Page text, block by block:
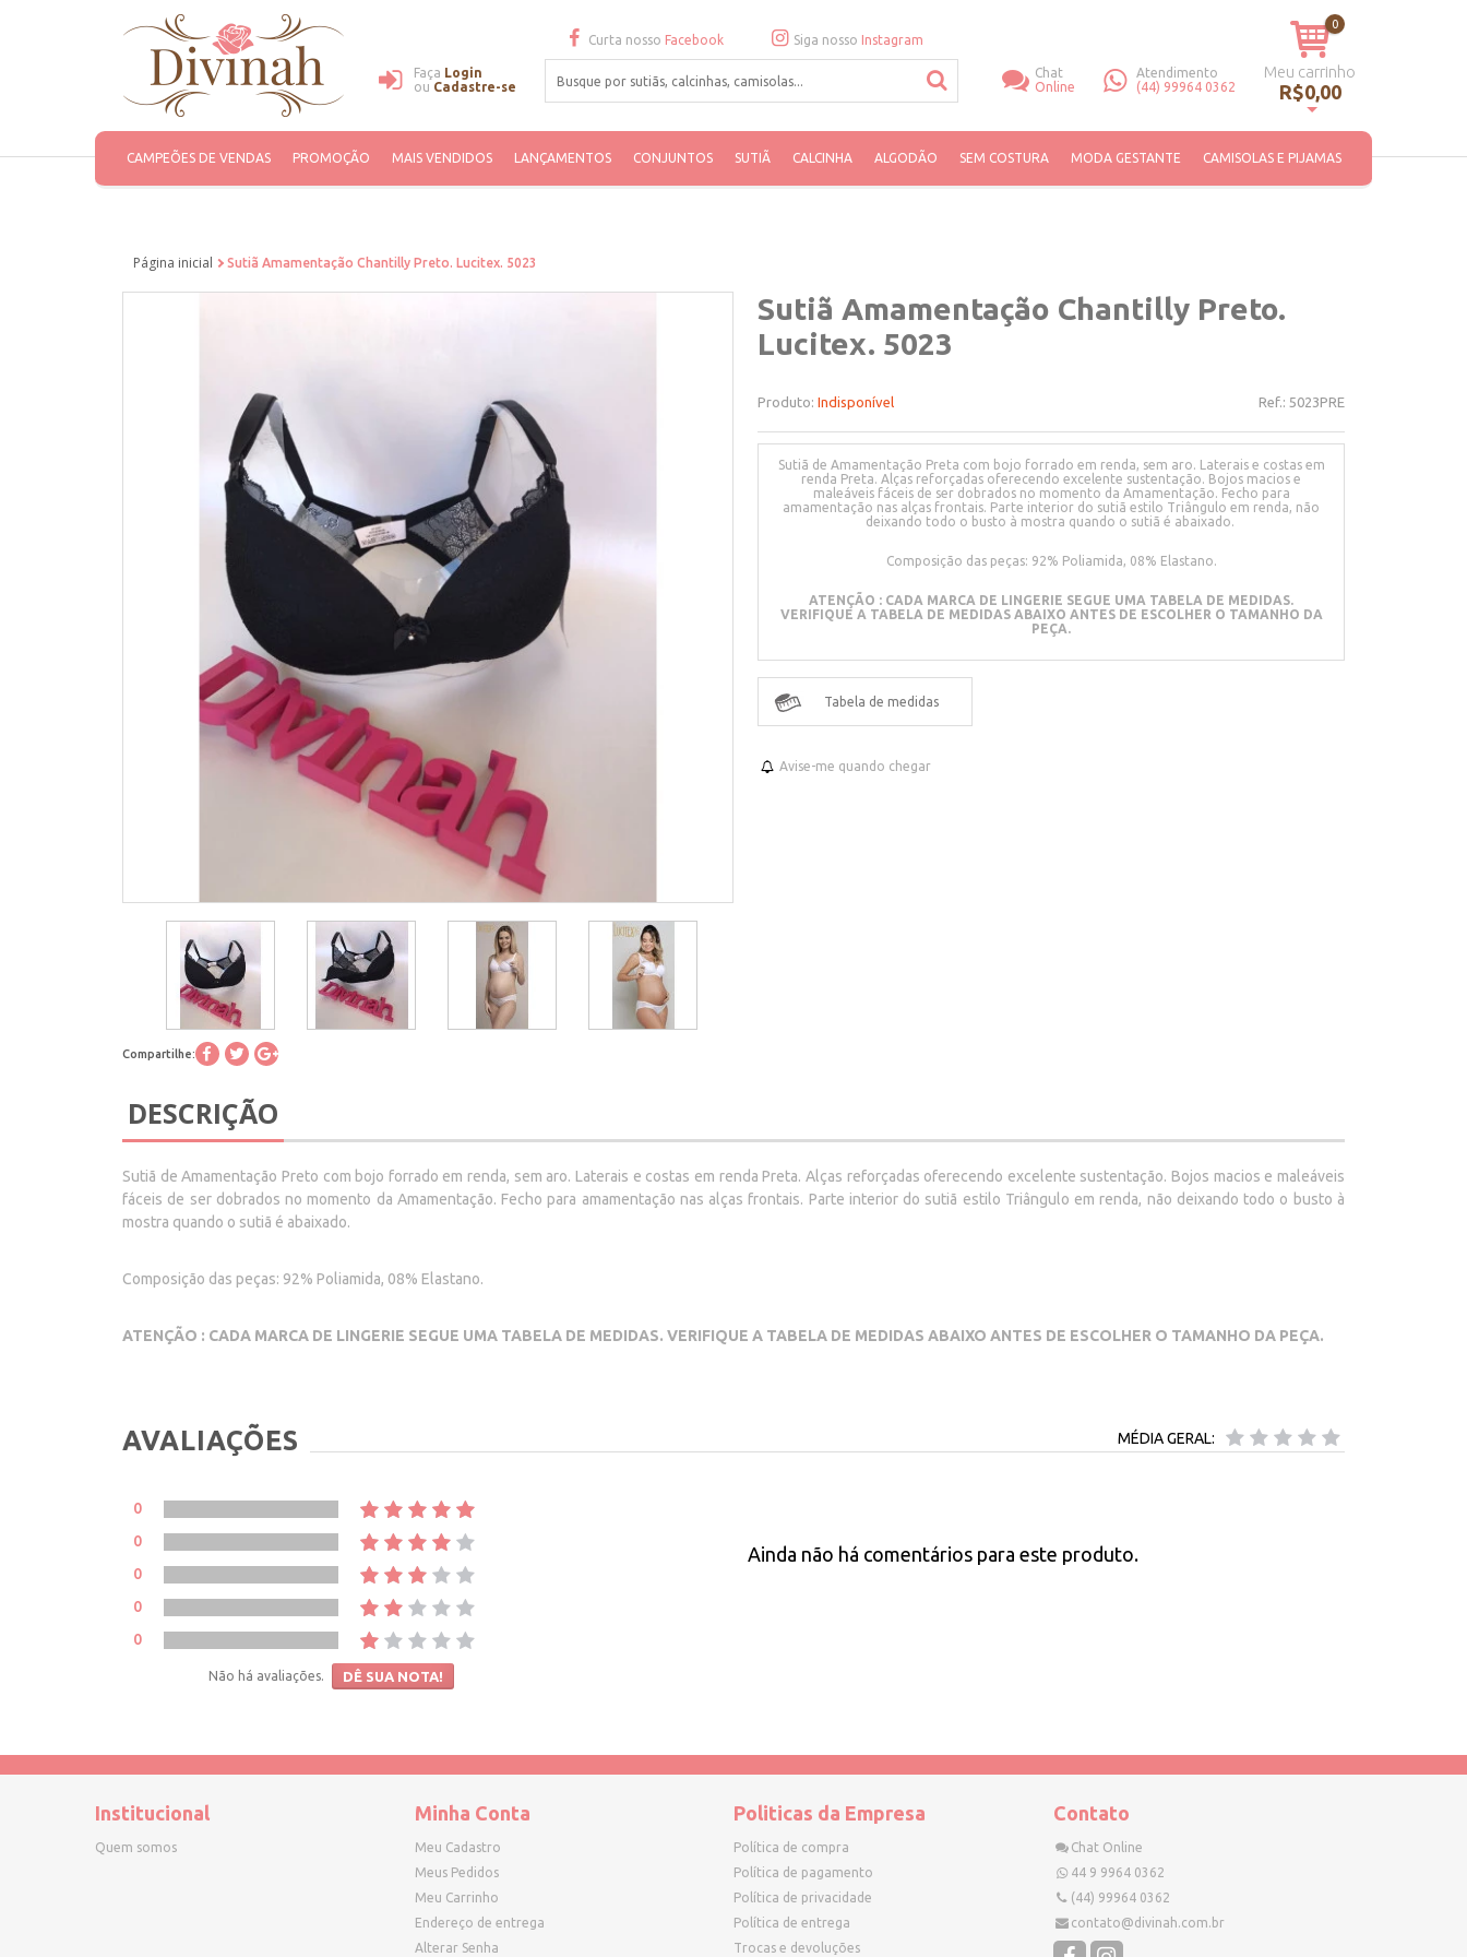
Faça Login
ou Cadastre-se
Curta nosso Facebook Siga nosso Instagram
Chat
Online
Atendimento
(44) 99964 0362
0
Meu carrinho
R$0,00
CAMPEÕES DE VENDAS PROMOÇÃO MAIS VENDIDOS LANÇAMENTOS CONJUNTOS SUTIÃ CALCINHA ALGODÃO SEM COSTURA MODA GESTANTE CAMISOLAS E PIJAMAS
Página inicial Sutiã Amamentação Chantilly Preto. Lucitex. 5023
Compartilhe:
Sutiã Amamentação Chantilly Preto.
Lucitex. 5023
Produto: Indisponível Ref.: 5023PRE
Sutiã de Amamentação Preta com bojo forrado em renda, sem aro. Laterais e costas em
renda Preta. Alças reforçadas oferecendo excelente sustentação. Bojos macios e
maleáveis fáceis de ser dobrados no momento da Amamentação. Fecho para
amamentação nas alças frontais. Parte interior do sutiã estilo Triângulo em renda, não
deixando todo o busto à mostra quando o sutiã é abaixado.
Composição das peças: 92% Poliamida, 08% Elastano.
ATENÇÃO : CADA MARCA DE LINGERIE SEGUE UMA TABELA DE MEDIDAS.
VERIFIQUE A TABELA DE MEDIDAS ABAIXO ANTES DE ESCOLHER O TAMANHO DA
PEÇA.
Tabela de medidas
Avise-me quando chegar
DESCRIÇÃO
Sutiã de Amamentação Preto com bojo forrado em renda, sem aro. Laterais e costas em renda Preta. Alças reforçadas oferecendo excelente sustentação. Bojos macios e maleáveis
fáceis de ser dobrados no momento da Amamentação. Fecho para amamentação nas alças frontais. Parte interior do sutiã estilo Triângulo em renda, não deixando todo o busto à
mostra quando o sutiã é abaixado.
Composição das peças: 92% Poliamida, 08% Elastano.
ATENÇÃO : CADA MARCA DE LINGERIE SEGUE UMA TABELA DE MEDIDAS. VERIFIQUE A TABELA DE MEDIDAS ABAIXO ANTES DE ESCOLHER O TAMANHO DA PEÇA.
AVALIAÇÕES MÉDIA GERAL:
Ainda não há comentários para este produto.
0
0
0
0
0
Não há avaliações. DÊ SUA NOTA!
Institucional
Quem somos
Minha Conta
Meu Cadastro
Meus Pedidos
Meu Carrinho
Endereço de entrega
Alterar Senha
Politicas da Empresa
Política de compra
Política de pagamento
Política de privacidade
Política de entrega
Trocas e devoluções
Contato
Chat Online
44 9 9964 0362
(44) 99964 0362
contato@divinah.com.br